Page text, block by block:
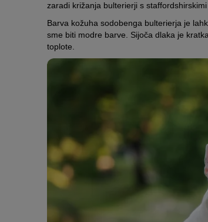
zaradi križanja bulterierji s staffordshirskimi
Barva kožuha sodobenga bulterierja je
sme biti modre barve. Sijoča dlaka je
toplote.